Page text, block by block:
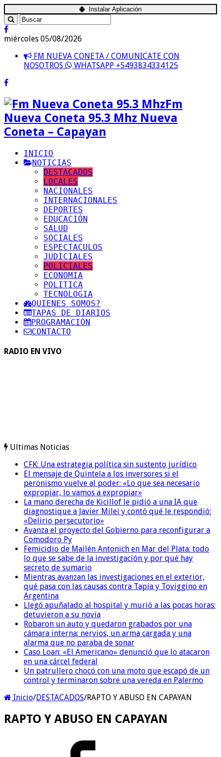
Instalar Aplicación
miércoles 05/08/2026
FM NUEVA CONETA / COMUNICATE CON
NOSOTROS
WHATSAPP +5493834334125
Fm
Nueva Coneta 95.3 Mhz Nueva
Coneta – Capayan
INICIO
NOTICIAS
DESTACADOS
LOCALES
NACIONALES
INTERNACIONALES
DEPORTES
EDUCACIÓN
SALUD
SOCIALES
ESPECTACULOS
JUDICIALES
POLICIALES
ECONOMIA
POLITICA
TECNOLOGIA
QUIENES SOMOS?
TAPAS DE DIARIOS
PROGRAMACIÓN
CONTACTO
RADIO EN VIVO
Ultimas Noticias
CFK: Una estrategia política sin sustento jurídico
El mensaje de Quintela a los inversores si el
peronismo vuelve al poder: «Lo que sea necesario
expropiar, lo vamos a expropiar»
La mano derecha de Kicillof le pidió a una IA que
diagnostique a Javier Milei y contó qué le respondió:
«Delirio persecutorio»
Avanza el proyecto del Gobierno para reconfigurar a
Comodoro Py
Femicidio de Mailén Antonich en Mar del Plata: todo
lo que se sabe de la investigación y por qué hay
secreto de sumario
Mientras avanzan las investigaciones en el exterior,
qué pasa con las causas contra Tapia y Toviggino en
Argentina
Llegó apuñalado al hospital y murió a las pocas horas:
detuvieron a su novia
Robaron un auto y quedaron grabados por una
cámara interna: nervios, un arma cargada y una
alarma que no paraba de sonar
Caso Loan: «El Americano» denunció que lo atacaron
en una cárcel federal
Un patrullero chocó con una moto que escapó de un
control y terminaron sobre una vereda en Palermo
Inicio/DESTACADOS/RAPTO Y ABUSO EN CAPAYAN
RAPTO Y ABUSO EN CAPAYAN